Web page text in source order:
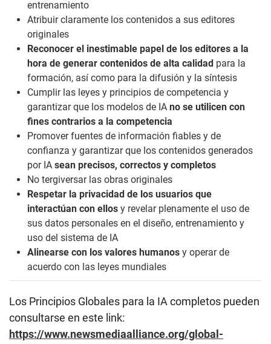
entrenamiento
Atribuir claramente los contenidos a sus editores
originales
Reconocer el inestimable papel de los editores a la
hora de generar contenidos de alta calidad para la
formación, así como para la difusión y la síntesis
Cumplir las leyes y principios de competencia y
garantizar que los modelos de IA no se utilicen con
fines contrarios a la competencia
Promover fuentes de información fiables y de
confianza y garantizar que los contenidos generados
por IA sean precisos, correctos y completos
No tergiversar las obras originales
Respetar la privacidad de los usuarios que
interactúan con ellos y revelar plenamente el uso de
sus datos personales en el diseño, entrenamiento y
uso del sistema de IA
Alinearse con los valores humanos y operar de
acuerdo con las leyes mundiales
Los Principios Globales para la IA completos pueden
consultarse en este link:
https://www.newsmediaalliance.org/global-